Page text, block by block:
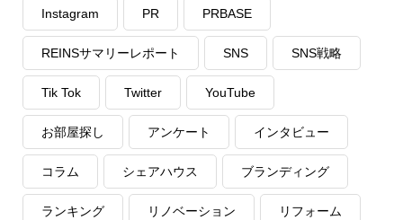
Instagram PR PRBASE
REINSサマリーレポート SNS SNS戦略
Tik Tok Twitter YouTube
お部屋探し アンケート インタビュー
コラム シェアハウス ブランディング
ランキング リノベーション リフォーム